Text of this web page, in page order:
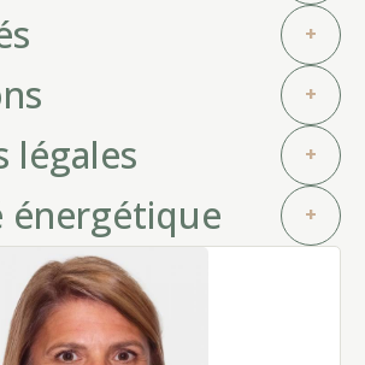
+
+
légales +
énergétique +